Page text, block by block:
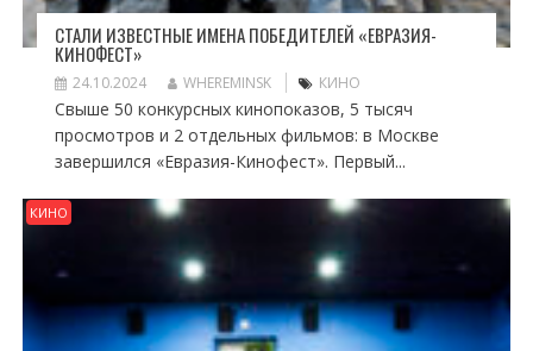
СТАЛИ ИЗВЕСТНЫЕ ИМЕНА ПОБЕДИТЕЛЕЙ «ЕВРАЗИЯ-
КИНОФЕСТ»
24.10.2024 WHEREMINSK КИНО
Свыше 50 конкурсных кинопоказов, 5 тысяч
просмотров и 2 отдельных фильмов: в Москве
завершился «Евразия-Кинофест». Первый...
КИНО